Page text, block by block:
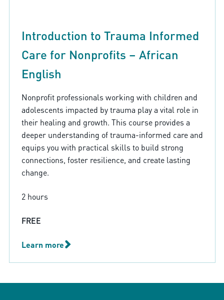
Introduction to Trauma Informed
Care for Nonprofits – African
English
Nonprofit professionals working with children and
adolescents impacted by trauma play a vital role in
their healing and growth. This course provides a
deeper understanding of trauma-informed care and
equips you with practical skills to build strong
connections, foster resilience, and create lasting
change.
2 hours
FREE
Learn more